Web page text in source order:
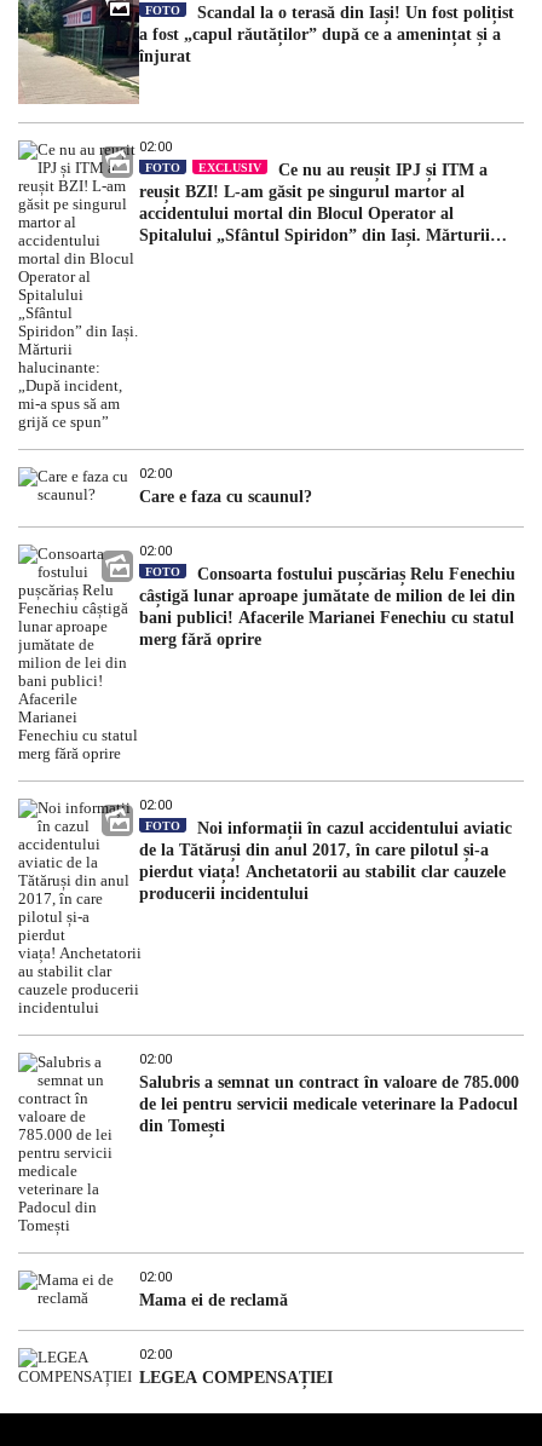
FOTO
Scandal la o terasă din Iași! Un fost polițist
a fost „capul răutăților” după ce a amenințat și a
înjurat
02:00
FOTO EXCLUSIV
Ce nu au reușit IPJ și ITM a
reușit BZI! L-am găsit pe singurul martor al
accidentului mortal din Blocul Operator al
Spitalului „Sfântul Spiridon” din Iași. Mărturii
02:00
Care e faza cu scaunul?
02:00
FOTO
Consoarta fostului pușcăriaș Relu Fenechiu
câștigă lunar aproape jumătate de milion de lei din
bani publici! Afacerile Marianei Fenechiu cu statul
merg fără oprire
02:00
FOTO
Noi informații în cazul accidentului aviatic
de la Tătăruși din anul 2017, în care pilotul și-a
pierdut viața! Anchetatorii au stabilit clar cauzele
producerii incidentului
02:00
Salubris a semnat un contract în valoare de 785.000
de lei pentru servicii medicale veterinare la Padocul
din Tomești
02:00
Mama ei de reclamă
02:00
LEGEA COMPENSAȚIEI